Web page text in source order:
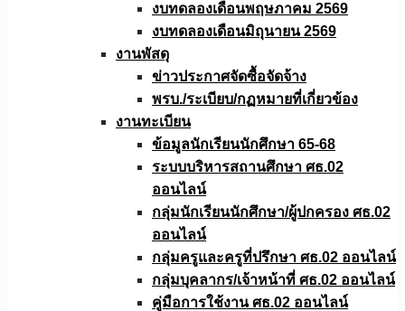
งบทดลองเดือนพฤษภาคม 2569
งบทดลองเดือนมิถุนายน 2569
งานพัสดุ
ข่าวประกาศจัดซื้อจัดจ้าง
พรบ./ระเบียบ/กฏหมายที่เกี่ยวข้อง
งานทะเบียน
ข้อมูลนักเรียนนักศึกษา 65-68
ระบบบริหารสถานศึกษา ศธ.02
ออนไลน์
กลุ่มนักเรียนนักศึกษา/ผู้ปกครอง ศธ.02
ออนไลน์
กลุ่มครูและครูที่ปรึกษา ศธ.02 ออนไลน์
กลุ่มบุคลากร/เจ้าหน้าที่ ศธ.02 ออนไลน์
คู่มือการใช้งาน ศธ.02 ออนไลน์